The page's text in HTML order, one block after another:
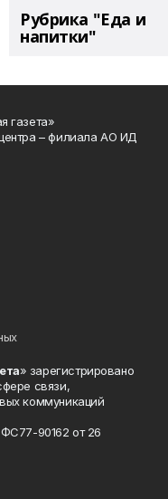
Рубрика "Еда и
напитки"
газета»
– филиала АО ИД
» зарегистрировано
связи,
коммуникаций
90162 от 26